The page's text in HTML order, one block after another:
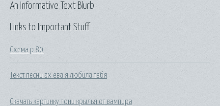
Links to Important Stuff
Схема р 80
Текст песни ах ева я любила тебя
Скачать картинку пони крылья от вампира
An Informative Text Blurb